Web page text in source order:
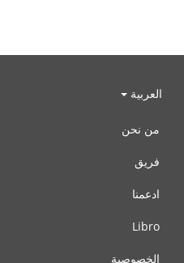
العربية
من نحن
فريق
ادعمنا
Libro
الخصوصية